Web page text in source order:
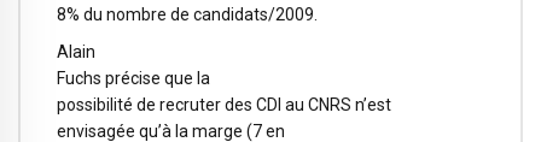
8% du nombre de candidats/2009.
Alain
Fuchs précise que la
possibilité de recruter des CDI au CNRS n’est
envisagée qu’à la marge (7 en